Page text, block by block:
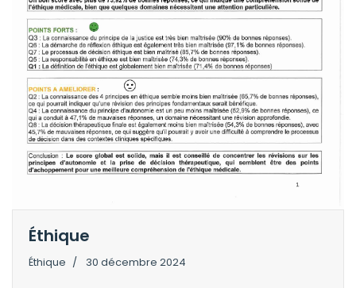
Éthique
Éthique 30 décembre 2024